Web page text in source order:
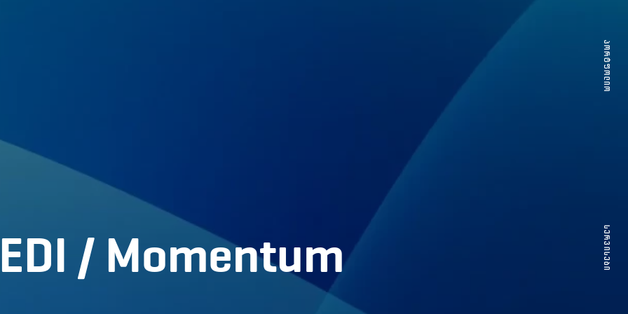
ᲞᲝᲠᲢᲤᲝᲚᲘᲝ
ᲡᲔᲠᲕᲘᲡᲔᲑᲘ
ᲞᲝᲠᲢᲤᲝᲚᲘᲝ
ᲡᲔᲠᲕᲘᲡᲔᲑᲘ
პორტფოლიო
სერვისები
პარტნიორები
/ Momentum